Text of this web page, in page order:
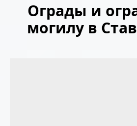
Ограды и
могилу в